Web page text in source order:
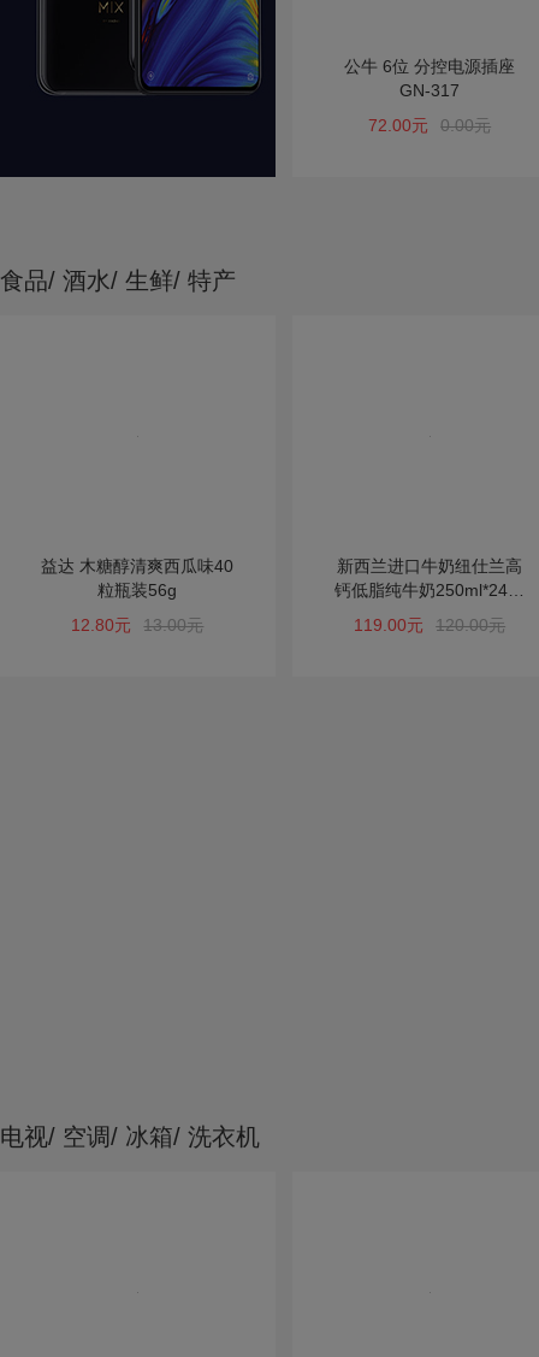
公牛 6位 分控电源插座
GN-317
72.00元
0.00元
食品/ 酒水/ 生鲜/ 特产
益达 木糖醇清爽西瓜味40
粒瓶装56g
12.80元
13.00元
新西兰进口牛奶纽仕兰高
钙低脂纯牛奶250ml*24盒
*1箱
119.00元 120.00元
电视/ 空调/ 冰箱/ 洗衣机